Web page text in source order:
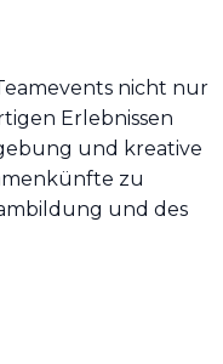
nicht nur
Erlebnissen
und kreative
zu
und des